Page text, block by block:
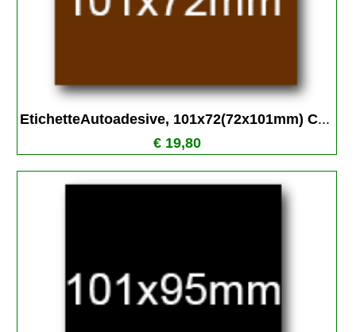
EtichetteAutoadesive, 101x72(72x101mm) C...
€ 19,80